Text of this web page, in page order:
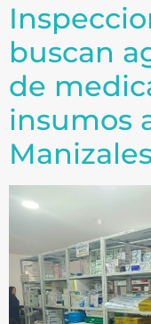
buscan
de
insumos
Manizales